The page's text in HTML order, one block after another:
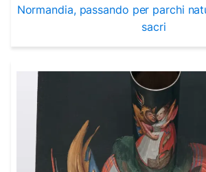
Normandia, passando per parchi
sacri